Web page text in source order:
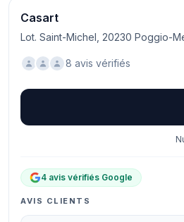
Casart
Lot. Saint-Michel, 20230 Poggio-
8 avis vérifiés
4 avis vérifiés Google
AVIS CLIENTS